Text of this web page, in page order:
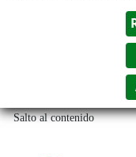
Salto al contenido